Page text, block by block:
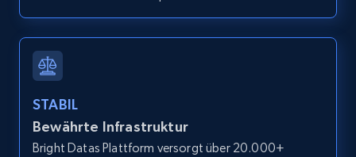
IsCurrentSignedInAgentResponsible, Bedrooms,
and more.
12K+ 1.3K+
STABIL
Bewährte Infrastruktur
Bright Datas Plattform versorgt über 20.000+